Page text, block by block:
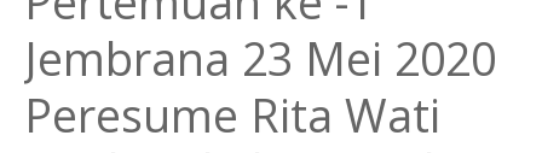
Jembrana 23 Mei 2020
Peresume Rita Wati